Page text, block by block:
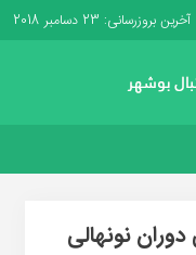
آخرین بروزرسانی: 23 دسامبر 2018
نونهالی